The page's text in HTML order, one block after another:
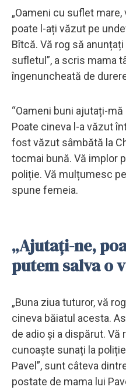
„Oameni cu suflet
poate l-ați văzut pe
Bîtcă. Vă rog să
sufletul”, a scris mama
îngenuncheată de
“Oameni buni ajutați-
Poate cineva l-a văzut
fost văzut sâmbătă la
tocmai bună. Vă implor
poliție. Vă mulțumesc
spune femeia.
„Ajutați-ne,
putem salva o
„Buna ziua tuturor, vă
cineva băiatul acesta.
de adio și a dispărut.
cunoaște sunați la
Pavel”, sunt câteva
postate de mama lui